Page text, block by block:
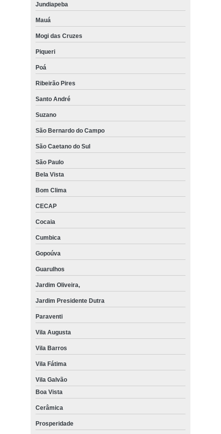
Jundiapeba
Mauá
Mogi das Cruzes
Piqueri
Poá
Ribeirão Pires
Santo André
Suzano
São Bernardo do Campo
São Caetano do Sul
São Paulo
Bela Vista
Bom Clima
CECAP
Cocaia
Cumbica
Gopoúva
Guarulhos
Jardim Oliveira,
Jardim Presidente Dutra
Paraventi
Vila Augusta
Vila Barros
Vila Fátima
Vila Galvão
Boa Vista
Cerâmica
Prosperidade